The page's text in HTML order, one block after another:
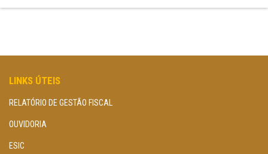
LINKS ÚTEIS
RELATÓRIO DE GESTÃO FISCAL
OUVIDORIA
ESIC